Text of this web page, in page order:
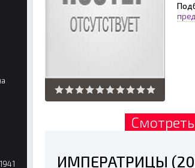
ИМПЕРАТРИЦЫ